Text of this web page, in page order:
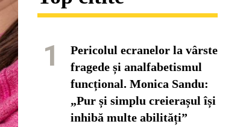
1
Pericolul ecranelor la vârste
fragede și analfabetismul
funcțional. Monica Sandu:
„Pur și simplu creierașul își
inhibă multe abilități”